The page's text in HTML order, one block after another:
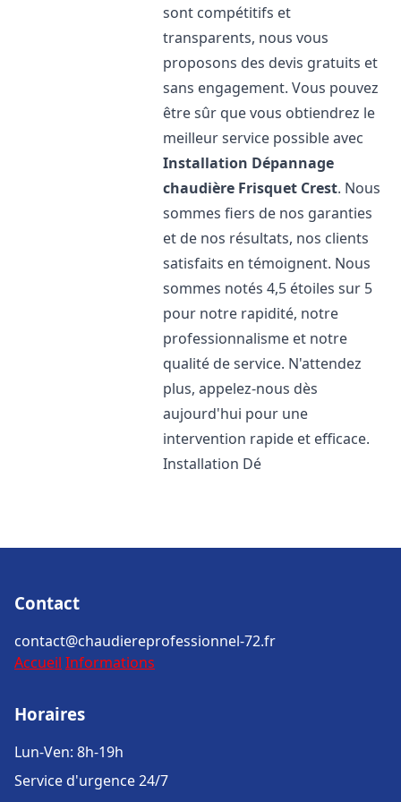
sont compétitifs et
transparents, nous vous
proposons des devis gratuits et
sans engagement. Vous pouvez
être sûr que vous obtiendrez le
meilleur service possible avec
Installation Dépannage
chaudière Frisquet Crest. Nous
sommes fiers de nos garanties
et de nos résultats, nos clients
satisfaits en témoignent. Nous
sommes notés 4,5 étoiles sur 5
pour notre rapidité, notre
professionnalisme et notre
qualité de service. N'attendez
plus, appelez-nous dès
aujourd'hui pour une
intervention rapide et efficace.
Installation Dé
Contact
contact@chaudiereprofessionnel-72.fr
Accueil Informations
Horaires
Lun-Ven: 8h-19h
Service d'urgence 24/7